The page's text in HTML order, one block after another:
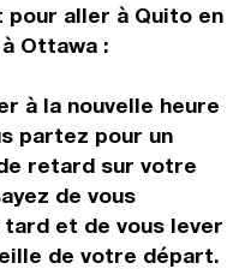
aller à Quito en
Ottawa :
à la nouvelle heure
partez pour un
retard sur votre
de vous
et de vous lever
de votre départ.